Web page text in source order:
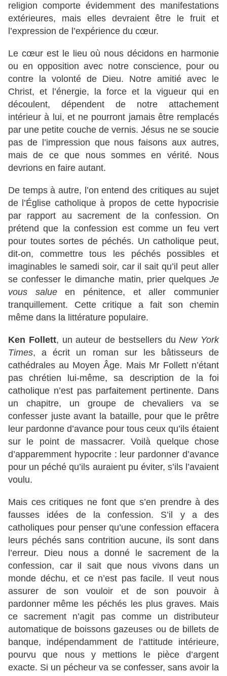
religion comporte évidemment des manifestations
extérieures, mais elles devraient être le fruit et
l’expression de l’expérience du cœur.
Le cœur est le lieu où nous décidons en harmonie
ou en opposition avec notre conscience, pour ou
contre la volonté de Dieu. Notre amitié avec le
Christ, et l’énergie, la force et la vigueur qui en
découlent, dépendent de notre attachement
intérieur à lui, et ne pourront jamais être remplacés
par une petite couche de vernis. Jésus ne se soucie
pas de l’impression que nous faisons aux autres,
mais de ce que nous sommes en vérité. Nous
devrions en faire autant.
De temps à autre, l’on entend des critiques au sujet
de l’Église catholique à propos de cette hypocrisie
par rapport au sacrement de la confession. On
prétend que la confession est comme un feu vert
pour toutes sortes de péchés. Un catholique peut,
dit-on, commettre tous les péchés possibles et
imaginables le samedi soir, car il sait qu’il peut aller
se confesser le dimanche matin, prier quelques Je
vous salueen pénitence, et aller communier
tranquillement. Cette critique a fait son chemin
même dans la littérature populaire.
Ken Follett, un auteur de bestsellers duNew York
Times, a écrit un roman sur les bâtisseurs de
cathédrales au Moyen Âge. Mais Mr Follett n’étant
pas chrétien lui-même, sa description de la foi
catholique n’est pas parfaitement pertinente. Dans
un chapitre, un groupe de chevaliers va se
confesser juste avant la bataille, pour que le prêtre
leur pardonne d’avance pour tous ceux qu’ils étaient
sur le point de massacrer. Voilà quelque chose
d’apparemment hypocrite : leur pardonner d’avance
pour un péché qu’ils auraient pu éviter, s’ils l’avaient
voulu.
Mais ces critiques ne font que s’en prendre à des
fausses idées de la confession. S’il y a des
catholiques pour penser qu’une confession effacera
leurs péchés sans contrition aucune, ils sont dans
l’erreur. Dieu nous a donné le sacrement de la
confession, car il sait que nous vivons dans un
monde déchu, et ce n’est pas facile. Il veut nous
assurer de son vouloir et de son pouvoir à
pardonner même les péchés les plus graves. Mais
ce sacrement n’agit pas comme un distributeur
automatique de boissons gazeuses ou de billets de
banque, indépendamment de l’attitude intérieure,
pourvu que nous y mettions le pièce d’argent
exacte. Si un pécheur va se confesser, sans avoir la